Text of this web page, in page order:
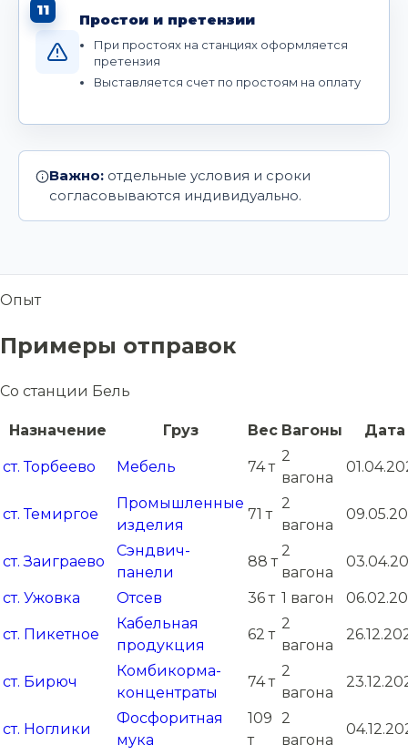
11
Простои и претензии
При простоях на станциях оформляется
претензия
Выставляется счет по простоям на оплату
Важно: отдельные условия и сроки
согласовываются индивидуально.
Опыт
Примеры отправок
Со станции Бель
Назначение Груз Вес Вагоны Дата
ст. Торбеево Мебель 74 т
2
вагона
ст. Темиргое
Промышленные
изделия
71 т
2
вагона
ст. Заиграево
Сэндвич-
панели
88 т
2
вагона
ст. Ужовка Отсев 36 т 1 вагон
ст. Пикетное
Кабельная
продукция
62 т
2
вагона
ст. Бирюч
Комбикорма-
концентраты
74 т
2
вагона
ст. Ноглики
Фосфоритная
мука
109
т
2
вагона